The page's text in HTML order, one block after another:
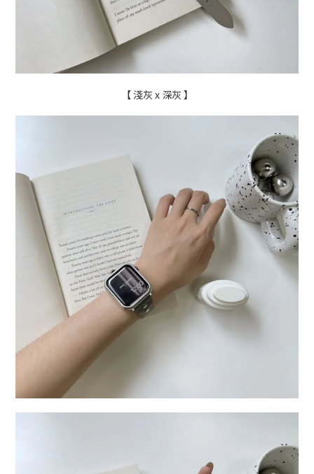
【 淺灰 x 深灰 】